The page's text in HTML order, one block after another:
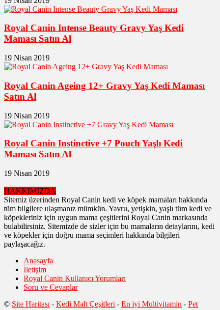
Royal Canin Intense Beauty Gravy Yaş Kedi
Maması Satın Al
19 Nisan 2019
Royal Canin Ageing 12+ Gravy Yaş Kedi Maması
Satın Al
19 Nisan 2019
Royal Canin Instinctive +7 Pouch Yaşlı Kedi
Maması Satın Al
19 Nisan 2019
HAKKIMIZDA
Sitemiz üzerinden Royal Canin kedi ve köpek mamaları hakkında
tüm bilgilere ulaşmanız mümkün. Yavru, yetişkin, yaşlı tüm kedi ve
köpekleriniz için uygun mama çeşitlerini Royal Canin markasında
bulabilirsiniz. Sitemizde de sizler için bu mamaların detaylarını, kedi
ve köpekler için doğru mama seçimleri hakkında bilgileri
paylaşacağız.
Anasayfa
İletişim
Royal Canin Kullanıcı Yorumları
Soru ve Cevaplar
© Site Haritası - Kedi Malt Çeşitleri - En iyi Multivitamin - Pet